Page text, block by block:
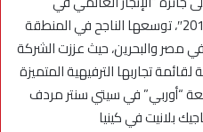
العرض” خلال مؤتمر “سينماكون 2017″، توسعها الناجح في المنطقة
في مصر والبحرين، حيث عززت الشركة
تجاربها الترفيهية المتميزة
“أوربي” في سيتي سنتر مردف
بلانيت في كينيا